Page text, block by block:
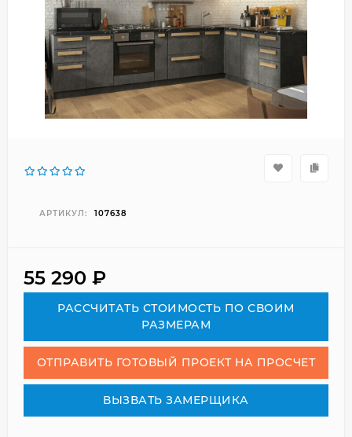
АРТИКУЛ: 107638
55 290 ₽
РАСCЧИТАТЬ СТОИМОСТЬ ПО СВОИМ
РАЗМЕРАМ
ОТПРАВИТЬ ГОТОВЫЙ ПРОЕКТ НА ПРОСЧЕТ
ВЫЗВАТЬ ЗАМЕРЩИКА